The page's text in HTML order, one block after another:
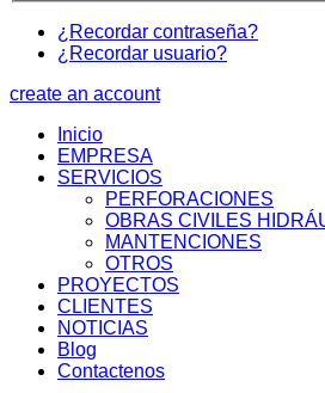
¿Recordar contraseña?
¿Recordar usuario?
create an account
Inicio
EMPRESA
SERVICIOS
PERFORACIONES
OBRAS CIVILES
MANTENCIONES
OTROS
PROYECTOS
CLIENTES
NOTICIAS
Blog
Contactenos